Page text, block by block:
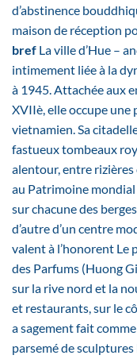
d’abstinence
maison de réception
bref La ville d’Hue –
intimement liée à la
à 1945. Attachée aux
XVIIè, elle occupe une
vietnamien. Sa
fastueux tombeaux
alentour, entre rizières
au Patrimoine mondial
sur chacune des
d’autre d’un centre
valent à l’honorent Le
des Parfums (Huong
sur la rive nord et la
et restaurants, sur le
a sagement fait
parsemé de